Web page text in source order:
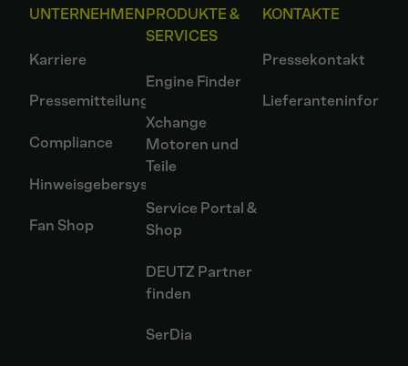
UNTERNEHMEN
Karriere
Pressemitteilungen
Compliance
Hinweisgebersystem
Fan Shop
PRODUKTE &
SERVICES
Engine Finder
Xchange
Motoren und
Teile
Service Portal &
Shop
DEUTZ Partner
finden
SerDia
KONTAKTE
Pressekontakt